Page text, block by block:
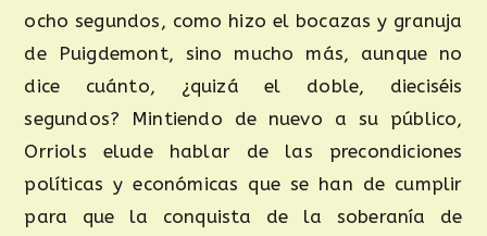
ocho segundos, como hizo el bocazas y granuja
de Puigdemont, sino mucho más, aunque no
dice cuánto, ¿quizá el doble, dieciséis
segundos? Mintiendo de nuevo a su público,
Orriols elude hablar de las precondiciones
políticas y económicas que se han de cumplir
para que la conquista de la soberanía de